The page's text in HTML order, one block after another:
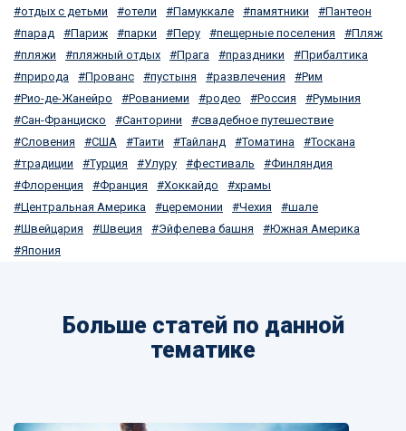
отдых с детьми
отели Памуккале памятники
Пантеон
парад
Париж парки Перу пещерные поселения
Пляж
пляжи
пляжный отдых Прага праздники
Прибалтика
природа
Прованс пустыня развлечения
Рим
Рио-де-Жанейро
Рованиеми родео Россия
Румыния
Сан-Франциско
Санторини
свадебное путешествие
Словения
США Таити Тайланд Томатина
Тоскана
традиции
Турция Улуру фестиваль
Финляндия
Флоренция
Франция Хоккайдо
храмы
Центральная Америка
церемонии Чехия
шале
Швейцария
Швеция Эйфелева башня
Южная Америка
Япония
Больше статей по данной
тематике